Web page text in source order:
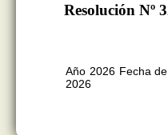
Resolución Nº
Año 2026 Fecha
2026